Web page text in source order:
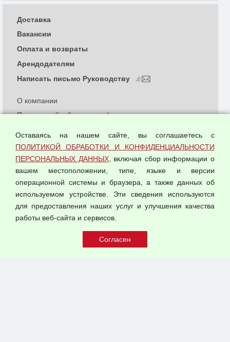
© 2026 ООО "Феникс"
О компании
Политика обработки и конфиденциальности
Согласием на обработку персональных данных
Оферта оптовой купли-продажи
Публичная оферта
Доставка
Вакансии
Оплата и возвраты
Арендодателям
Написать письмо Руководству
Оставаясь на нашем сайте, вы соглашаетесь с
ПОЛИТИКОЙ ОБРАБОТКИ И КОНФИДЕНЦИАЛЬНОСТИ
ПЕРСОНАЛЬНЫХ ДАННЫХ, включая сбор информации о
вашем местоположении, типе, языке и версии
операционной системы и браузера, а также данных об
используемом устройстве. Эти сведения используются
для предоставления наших услуг и улучшения качества
работы веб-сайта и сервисов.